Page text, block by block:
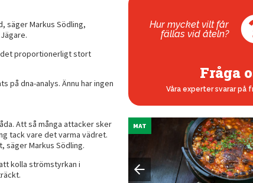
säger Markus Södling,
det proportionerligt stort
på dna-analys. Ännu har ingen
Att så många attacker sker
tack vare det varma vädret.
säger Markus Södling.
kolla strömstyrkan i
Hur mycket vilt får
fällas vid åteln?
Fråga
Våra experter svarar på
MAT